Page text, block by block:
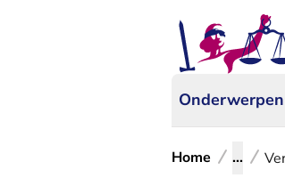
Onderwerpen
Home ...